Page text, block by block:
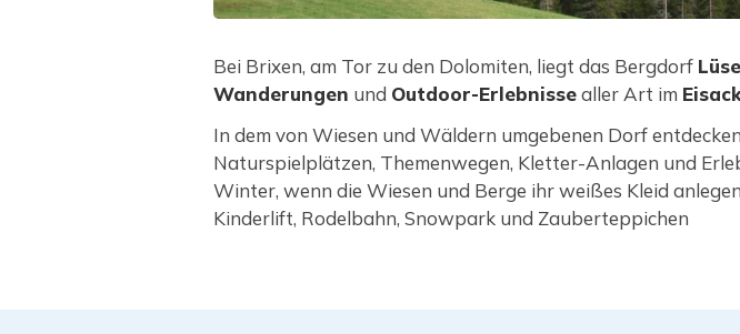
Bei Brixen, am Tor zu den Dolomiten, liegt das Bergdorf
Wanderungen und Outdoor-Erlebnissealler Art im
In dem von Wiesen und Wäldern umgebenen Dorf
Naturspielplätzen, Themenwegen, Kletter-Anlagen und
Winter, wenn die Wiesen und Berge ihr weißes Kleid
Kinderlift, Rodelbahn, Snowpark und Zauberteppichen